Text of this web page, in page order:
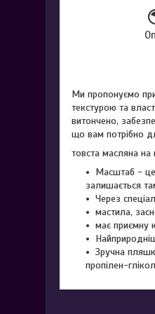
Ми пропонуємо
текстурою та
витончено,
що вам потрібно
товста масляна на
Масштаб - це
залишається
Через
мастила,
має приємну
Зручна
пропілен-